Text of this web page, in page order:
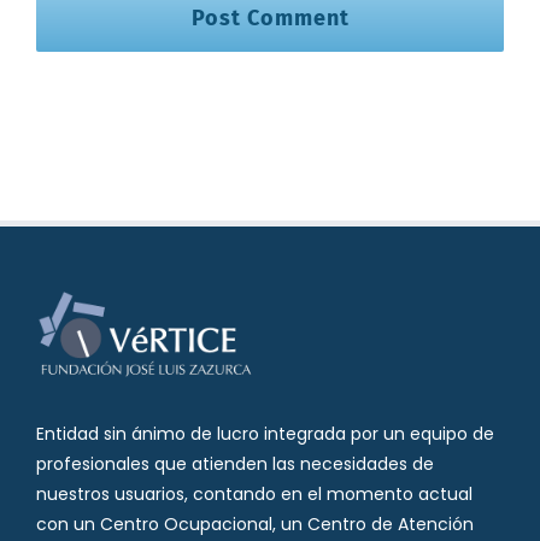
Entidad sin ánimo de lucro integrada por un equipo de
profesionales que atienden las necesidades de
nuestros usuarios, contando en el momento actual
con un Centro Ocupacional, un Centro de Atención